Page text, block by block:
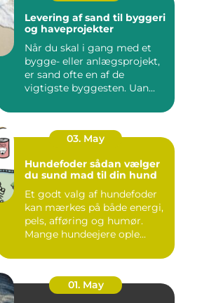
Levering af sand til byggeri
og haveprojekter
Når du skal i gang med et
bygge- eller anlægsprojekt,
er sand ofte en af de
vigtigste byggesten. Uan...
03. May
Hundefoder sådan vælger
du sund mad til din hund
Et godt valg af hundefoder
kan mærkes på både energi,
pels, afføring og humør.
Mange hundeejere ople...
01. May